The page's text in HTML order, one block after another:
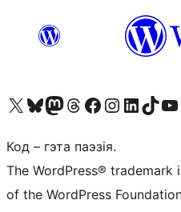
Наведайце наш акаўнт у X (былы Twitter)
Visit our Bluesky account
Visit our Mastodon account
Visit our Threads account
Наведаеце нашу старонку на Facebook
Наведайце наш
Наведайце нашу старонку ў
Visit ourНаведайце
Код – гэта паэзія.
The WordPress®
of the WordPress